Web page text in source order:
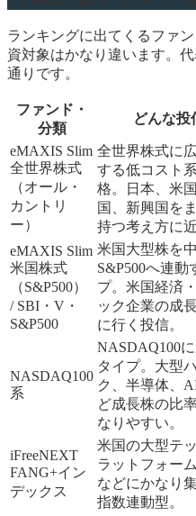
ランキングに出てくるファ
資対象はかなり違います。
通りです。
ファンド・
分類
どんな投
eMAXIS Slim
全世界株式
（オール・
カントリ
ー）
全世界株式に
する低コスト
格。日本、米
国、新興国を
持つ考え方に近
eMAXIS Slim
米国株式
（S&P500）
/ SBI・V・
S&P500
米国大型株を
S&P500へ連動
プ。米国経済
ック企業の成
に行く投信。
NASDAQ100
系
NASDAQ100
タイプ。大型
ク、半導体、
ど成長株の比
なりやすい。
iFreeNEXT
FANG+イン
デックス
米国の大型テ
ラットフォー
などにかなり
指数連動型。